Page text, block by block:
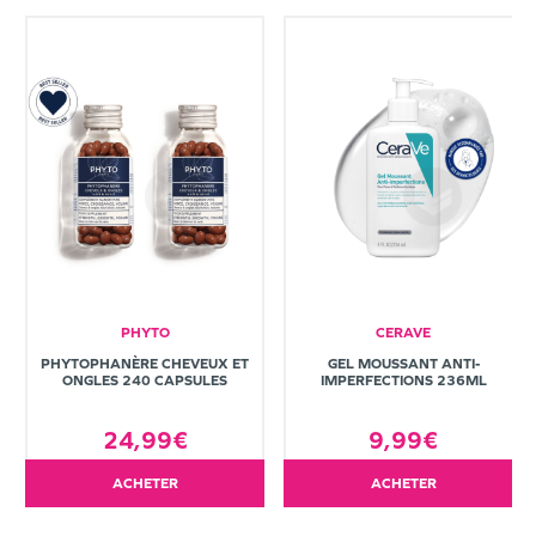
PHYTO
PHYTOPHANÈRE CHEVEUX ET
ONGLES 240 CAPSULES
24,99€
ACHETER
CERAVE
GEL MOUSSANT ANTI-
IMPERFECTIONS 236ML
9,99€
ACHETER